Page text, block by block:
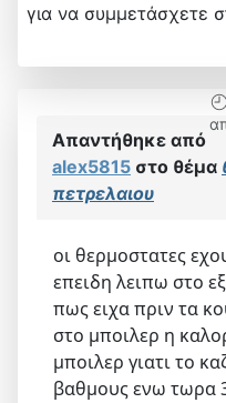
για να συμμετάσχετε
Απαντήθηκε από
alex5815 στο θέμα
πετρελαιου
οι θερμοστατες
επειδη λειπω στο
πως ειχα πριν τα
στο μποιλερ η
μποιλερ γιατι το
βαθμους ενω τωρα